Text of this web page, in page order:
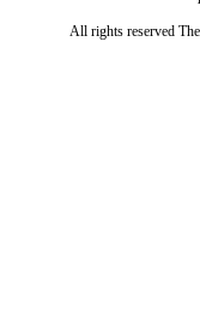
All rights reserved